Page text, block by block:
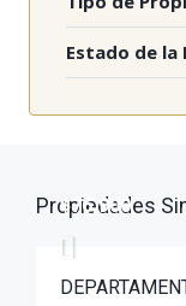
Estado de la
Propiedades
$76,900